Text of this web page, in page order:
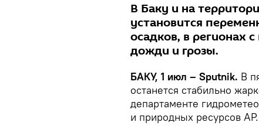
В Баку и на
установится
осадков, в регионах
дожди и грозы.
БАКУ, 1 июл – Sputnik. В
останется стабильно
департаменте
и природных ресурсов АР.